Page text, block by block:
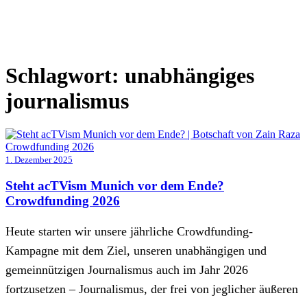
Schlagwort: unabhängiges
journalismus
1. Dezember 2025
Steht acTVism Munich vor dem Ende?
Crowdfunding 2026
Heute starten wir unsere jährliche Crowdfunding-
Kampagne mit dem Ziel, unseren unabhängigen und
gemeinnützigen Journalismus auch im Jahr 2026
fortzusetzen – Journalismus, der frei von jeglicher äußeren